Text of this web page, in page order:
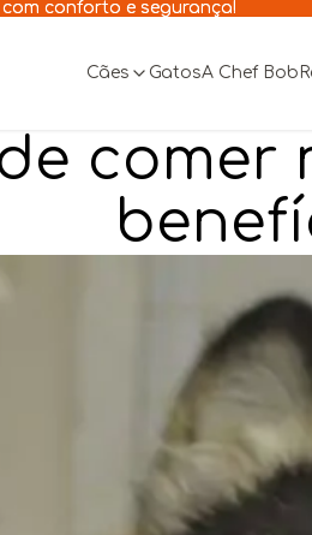
conforto e segurança!
conforto e segurança!
Cães GatosA Chef Bob
comer